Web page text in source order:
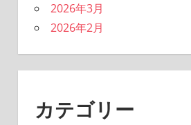
2026年3月
2026年2月
カテゴリー